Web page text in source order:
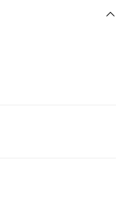
die enorme Schärfe
zur idealen Wahl für